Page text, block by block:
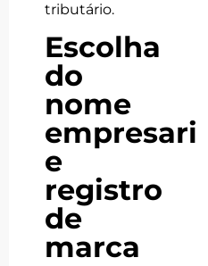
tributário.
Escolha
do
nome
empresarial
e
registro
de
marca